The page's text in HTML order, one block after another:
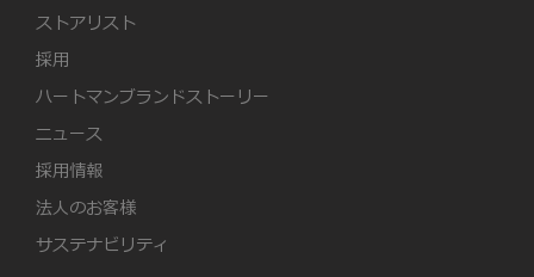
ストアリスト
採用
ハートマンブランドストーリー
ニュース
採用情報
法人のお客様
サステナビリティ